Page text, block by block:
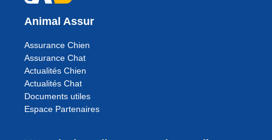
Animal Assur
Assurance Chien
Assurance Chat
Actualités Chien
Actualités Chat
Documents utiles
Espace Partenaires